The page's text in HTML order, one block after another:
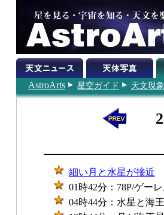
AstroArts 星空ガイド 天文現
細い月と水星が接近
01時42分：78P/ゲー
04時44分：水星と海